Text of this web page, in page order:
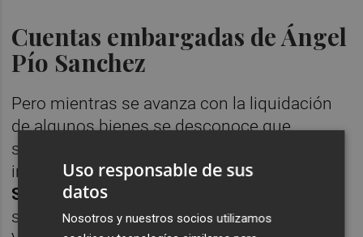
Cuentas embargadas de Ángel
Pío Sanchez
Pero mientras se avanza con la liquidación
de algunos bienes se desconoce que
sucederá con la nueva Marie Claire por los
incumplimientos deÁngel Pío
Sánchez.Desde que se confirmó en
septiembre su entrada en la empresa de
Uso responsable de sus
datos
Nosotros y nuestros socios utilizamos